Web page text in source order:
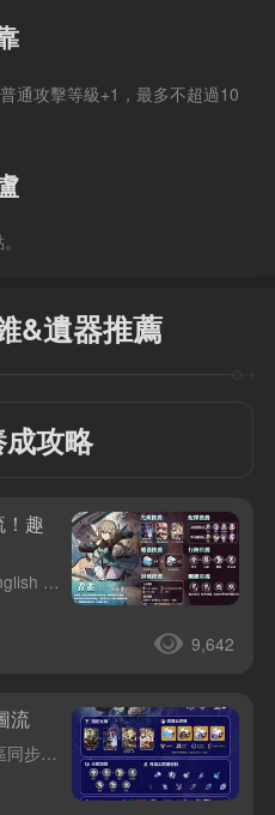
通攻擊等級+1，最多不超過10
&遺器推薦
攻略
！趣
Version：Chinese（CHS） English Korean Japanese
9,642
流
Tips：本攻略我還會在其它語區同步更新內容，歡迎大家閱讀和留言哦~CN | EN | JP | KR